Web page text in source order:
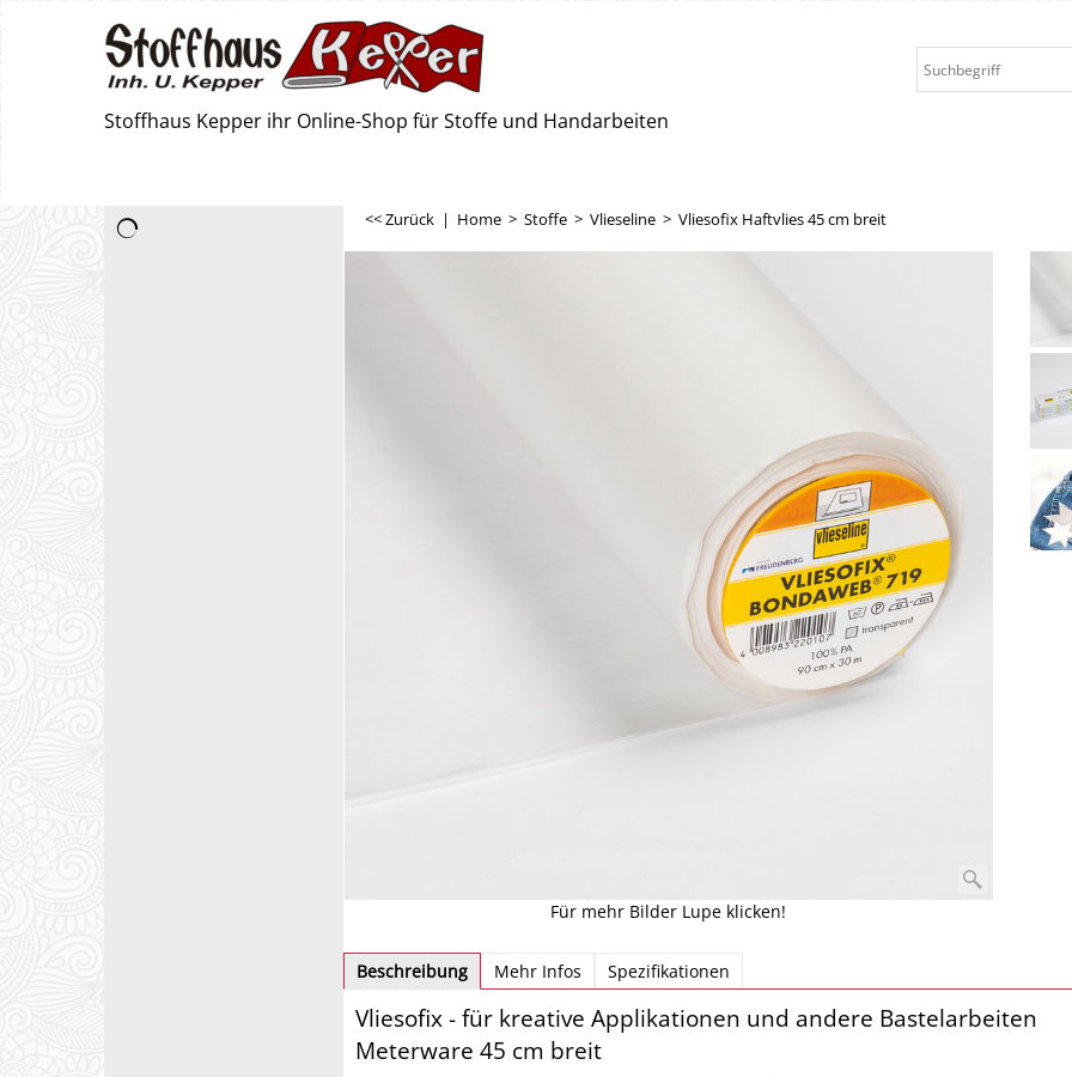
Stoffhaus Kepper ihr Online-Shop für Stoffe und Handarbeiten
<< Zurück | Home > Stoffe > Vlieseline > Vliesofix Haftvlies 45 cm breit
Für mehr Bilder Lupe klicken!
Beschreibung Mehr Infos Spezifikationen
Vliesofix - für kreative Applikationen und andere Bastelarbeiten
Meterware 45 cm breit